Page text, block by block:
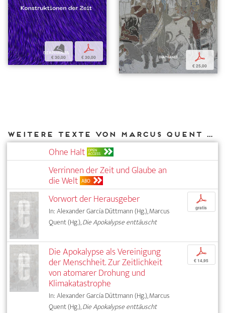
b
€ 30,00
p
€ 30,00 p
€ 25,00
Weitere Texte von Marcus Quent bei DIAPHANES
Ohne Halt OPEN
ACCESS
Verrinnen der Zeit und Glaube an
die Welt ABO
Vorwort der Herausgeber
In: Alexander García Düttmann (Hg.), Marcus
Quent (Hg.),Die Apokalypse enttäuscht
p
gratis
Die Apokalypse als Vereinigung
der Menschheit. Zur Zeitlichkeit
von atomarer Drohung und
Klimakatastrophe
In: Alexander García Düttmann (Hg.), Marcus
Quent (Hg.),Die Apokalypse enttäuscht
p
€ 14,95